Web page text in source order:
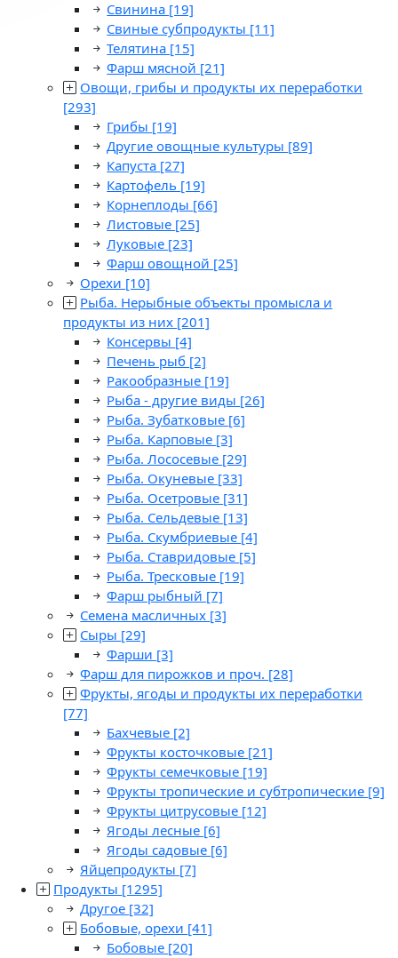
Свинина [19]
Свиные субпродукты [11]
Телятина [15]
Фарш мясной [21]
Овощи, грибы и продукты их переработки
[293]
Грибы [19]
Другие овощные культуры [89]
Капуста [27]
Картофель [19]
Корнеплоды [66]
Листовые [25]
Луковые [23]
Фарш овощной [25]
Орехи [10]
Рыба. Нерыбные объекты промысла и
продукты из них [201]
Консервы [4]
Печень рыб [2]
Ракообразные [19]
Рыба - другие виды [26]
Рыба. Зубатковые [6]
Рыба. Карповые [3]
Рыба. Лососевые [29]
Рыба. Окуневые [33]
Рыба. Осетровые [31]
Рыба. Сельдевые [13]
Рыба. Скумбриевые [4]
Рыба. Ставридовые [5]
Рыба. Тресковые [19]
Фарш рыбный [7]
Семена масличных [3]
Сыры [29]
Фарши [3]
Фарш для пирожков и проч. [28]
Фрукты, ягоды и продукты их переработки
[77]
Бахчевые [2]
Фрукты косточковые [21]
Фрукты семечковые [19]
Фрукты тропические и субтропические [9]
Фрукты цитрусовые [12]
Ягоды лесные [6]
Ягоды садовые [6]
Яйцепродукты [7]
Продукты [1295]
Другое [32]
Бобовые, орехи [41]
Бобовые [20]